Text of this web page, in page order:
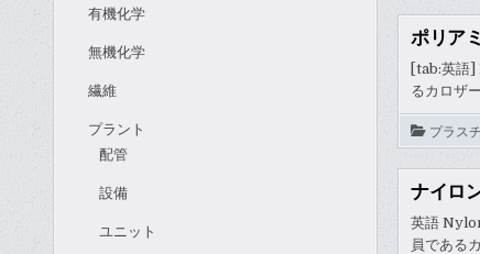
有機化学
無機化学
繊維
プラント
配管
設備
ユニット
ポリア
[tab:英語
るカロザ
プラス
ナイロ
英語
員である